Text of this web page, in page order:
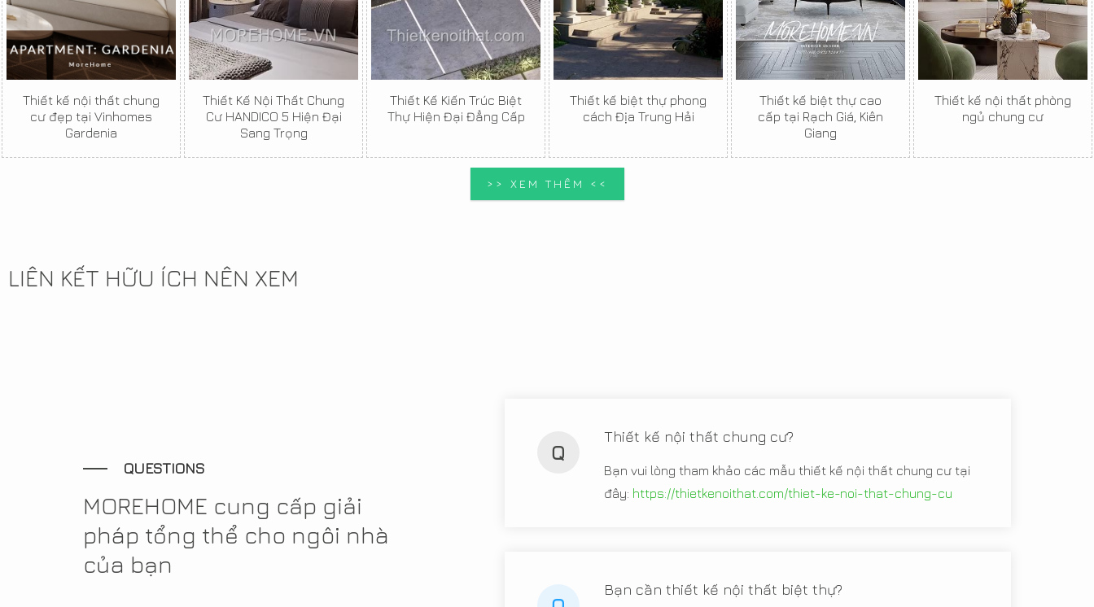
Thiết kế nội thất chung
cư đẹp tại Vinhomes
Gardenia
Thiết Kế Nội Thất Chung
Cư HANDICO 5 Hiện Đại
Sang Trọng
Thiết Kế Kiến Trúc Biệt
Thự Hiện Đại Đẳng Cấp
Thiết kế biệt thự phong
cách Địa Trung Hải
Thiết kế biệt thự cao
cấp tại Rạch Giá, Kiên
Giang
Thiết kế nội thất phòng
ngủ chung cư
>> XEM THÊM <<
LIÊN KẾT HỮU ÍCH NÊN XEM
QUESTIONS
MOREHOME cung cấp giải
pháp tổng thể cho ngôi nhà
của bạn
Q
Thiết kế nội thất chung cư?
Bạn vui lòng tham khảo các mẫu thiết kế nội thất chung cư tại
đây: https://thietkenoithat.com/thiet-ke-noi-that-chung-cu
Bạn cần thiết kế nội thất biệt thự?